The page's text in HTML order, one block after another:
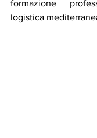
formazione
logistica